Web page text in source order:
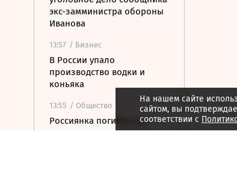
экс-замминистра обороны
Иванова
13:57 / Бизнес
В России упало
производство водки и
коньяка
13:55 / Общество
Россиянка погибла на
горнолыжном курорте во
На нашем сайте
сайтом, вы
соответствии с